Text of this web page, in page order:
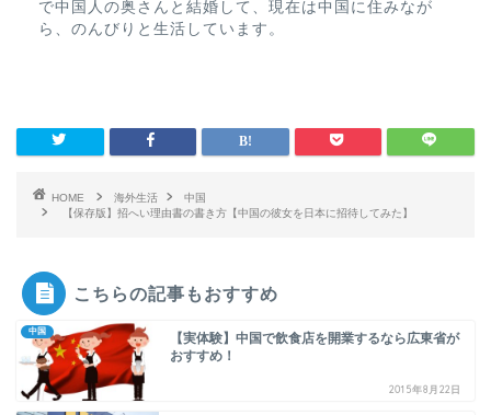
で中国人の奥さんと結婚して、現在は中国に住みなが
ら、のんびりと生活しています。
HOME 海外生活
中国
【保存版】招へい理由書の書き方【中国の彼女を日本に招待してみた】
こちらの記事もおすすめ
中国
【実体験】中国で飲食店を開業するなら広東省が
おすすめ！
2015年8月22日